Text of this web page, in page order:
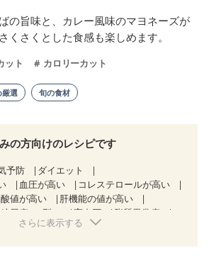
の旨味と、カレー風味のマヨネーズが
くさくとした食感も楽しめます。
ット カロリーカット
厳選 旬の食材
の方向けのレシピです
予防
ダイエット
血圧が高い
コレステロールが高い
値が高い
肝機能の値が高い
糖尿病（2型） 高血圧
脂質異常症
狭心症 心筋梗塞
さらに表示する